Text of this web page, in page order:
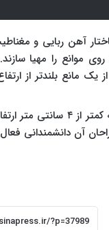
آهن ربایی و
موانع را مهیا
مانع بلندتر از
آن دانشمندانی